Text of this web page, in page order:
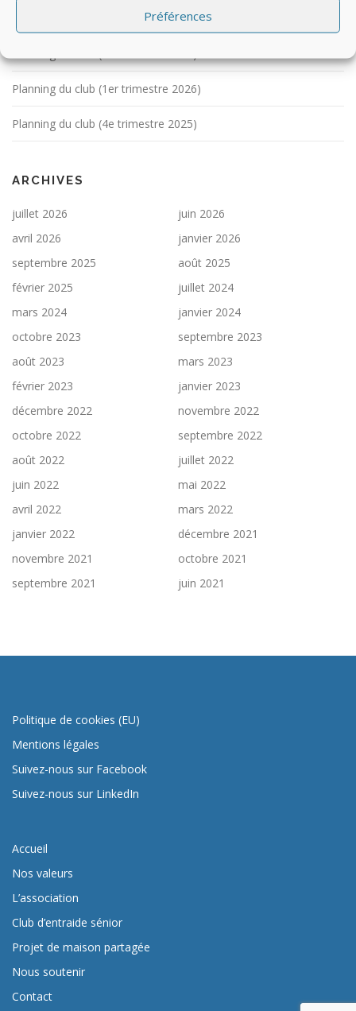
Préférences
Planning du club (2e trimestre 2026)
Planning du club (1er trimestre 2026)
Planning du club (4e trimestre 2025)
ARCHIVES
juillet 2026
juin 2026
avril 2026
janvier 2026
septembre 2025
août 2025
février 2025
juillet 2024
mars 2024
janvier 2024
octobre 2023
septembre 2023
août 2023
mars 2023
février 2023
janvier 2023
décembre 2022
novembre 2022
octobre 2022
septembre 2022
août 2022
juillet 2022
juin 2022
mai 2022
avril 2022
mars 2022
janvier 2022
décembre 2021
novembre 2021
octobre 2021
septembre 2021
juin 2021
Politique de cookies (EU)
Mentions légales
Suivez-nous sur Facebook
Suivez-nous sur LinkedIn
Accueil
Nos valeurs
L’association
Club d’entraide sénior
Projet de maison partagée
Nous soutenir
Contact